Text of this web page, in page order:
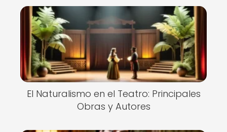
El Naturalismo en el Teatro: Principales
Obras y Autores